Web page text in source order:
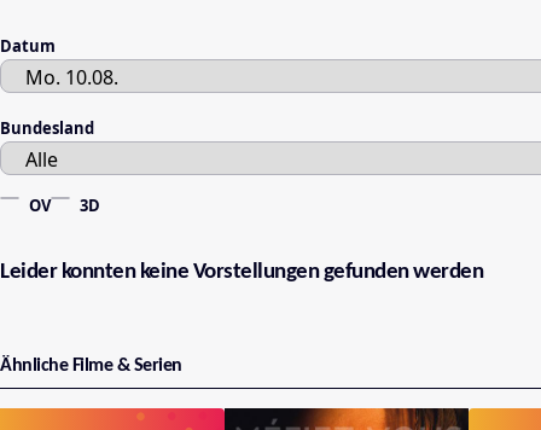
Datum
Bundesland
OV 3D
Leider konnten keine Vorstellungen gefunden werden
Ähnliche Filme & Serien